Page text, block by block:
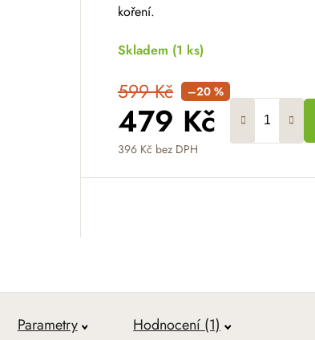
koření.
Skladem (1 ks)
599 Kč –20 %
479 Kč
396 Kč bez DPH
Měrná cena:
Parametry Hodnocení (1)